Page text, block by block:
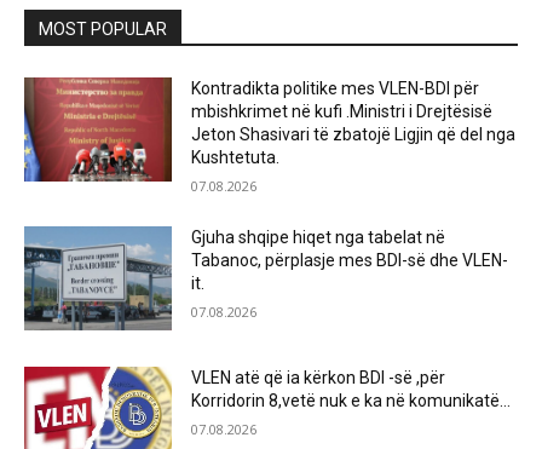
MOST POPULAR
Kontradikta politike mes VLEN-BDI për
mbishkrimet në kufi .Ministri i Drejtësisë
Jeton Shasivari të zbatojë Ligjin që del nga
Kushtetuta.
07.08.2026
Gjuha shqipe hiqet nga tabelat në
Tabanoc, përplasje mes BDI-së dhe VLEN-
it.
07.08.2026
VLEN atë që ia kërkon BDI -së ,për
Korridorin 8,vetë nuk e ka në komunikatë…
07.08.2026